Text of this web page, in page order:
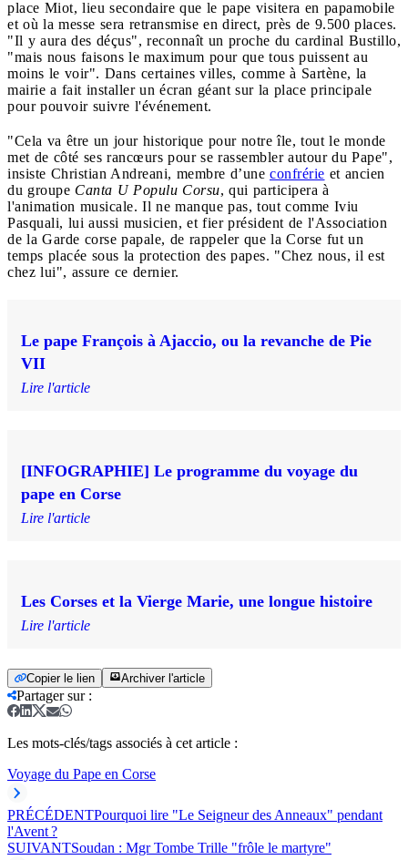
place Miot, lieu secondaire que le pape visitera en papamobile
et où la messe sera retransmise en direct, près de 9.500 places.
"Il y aura des déçus", reconnaît un proche du cardinal Bustillo,
"mais nous faisons le maximum pour que tous puissent au
moins le voir". Dans certaines villes, comme à Sartène, la
mairie a fait installer un écran géant sur la place principale
pour pouvoir suivre l'événement.
"Cela va être un jour historique pour notre île, tout le monde
met de côté ses rancœurs pour se rassembler autour du Pape",
insiste Christian Andreani, membre d’une confrérie et ancien
du groupe Canta U Populu Corsu, qui participera à
l'animation musicale. Il ne manque pas, tout comme Iviu
Pasquali, lui aussi musicien, et fier président de l'Association
de la Garde corse papale, de rappeler que la Corse fut un
temps placée sous la protection des papes. "Chez nous, il est
chez lui", assure ce dernier.
Le pape François à Ajaccio, ou la revanche de Pie
VII
Lire l'article
[INFOGRAPHIE] Le programme du voyage du
pape en Corse
Lire l'article
Les Corses et la Vierge Marie, une longue histoire
Lire l'article
Copier le lien Archiver l'article
Partager sur:
Les mots-clés/tags associés à cet article :
Voyage du Pape en Corse
PRÉCÉDENTPourquoi lire "Le Seigneur des Anneaux" pendant
l'Avent ?
SUIVANTSoudan : Mgr Tombe Trille "frôle le martyre"